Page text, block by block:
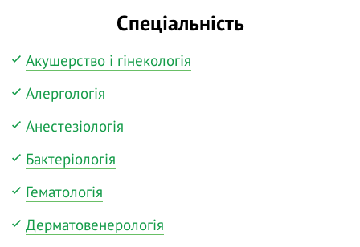
Спеціальність
Акушерство і гінекологія
Алергологія
Анестезіологія
Бактеріологія
Гематологія
Дерматовенерологія